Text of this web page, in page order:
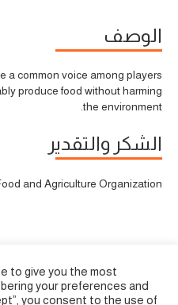
الوصف
a common voice among players
produce food without harming
the environment.
الشكر والتقدير
and Agriculture Organization.
to give you the most
your preferences and
you consent to the use of